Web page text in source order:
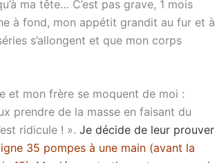
ma tête… C’est pas grave, 1 mois
à fond, mon appétit grandit au fur et à
s’allongent et que mon corps
et mon frère se moquent de moi :
prendre de la masse en faisant du
ridicule ! ». Je décide de leur prouver
35 pompes à une main (avant la